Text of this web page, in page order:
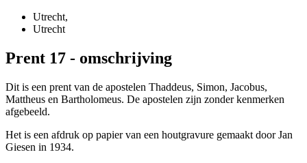
Utrecht,
Utrecht
Prent 17 - omschrijving
Dit is een prent van de apostelen Thaddeus, Simon, Jacobus,
Mattheus en Bartholomeus. De apostelen zijn zonder kenmerken
afgebeeld.
Het is een afdruk op papier van een houtgravure gemaakt door Jan
Giesen in 1934.